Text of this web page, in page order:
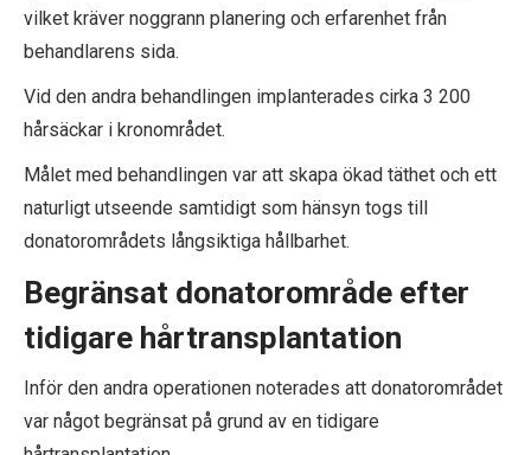
vilket kräver noggrann planering och erfarenhet från
behandlarens sida.
Vid den andra behandlingen implanterades cirka 3 200
hårsäckar i kronområdet.
Målet med behandlingen var att skapa ökad täthet och ett
naturligt utseende samtidigt som hänsyn togs till
donatorområdets långsiktiga hållbarhet.
Begränsat donatorområde efter
tidigare hårtransplantation
Inför den andra operationen noterades att donatorområdet
var något begränsat på grund av en tidigare